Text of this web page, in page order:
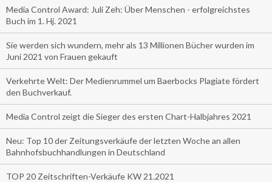
Media Control Award: Juli Zeh: Über Menschen - erfolgreichstes
Buch im 1. Hj. 2021
Sie werden sich wundern, mehr als 13 Millionen Bücher wurden im
Juni 2021 von Frauen gekauft
Verkehrte Welt: Der Medienrummel um Baerbocks Plagiate fördert
den Buchverkauf.
Media Control zeigt die Sieger des ersten Chart-Halbjahres 2021
Neu: Top 10 der Zeitungsverkäufe der letzten Woche an allen
Bahnhofsbuchhandlungen in Deutschland
TOP 20 Zeitschriften-Verkäufe KW 21.2021